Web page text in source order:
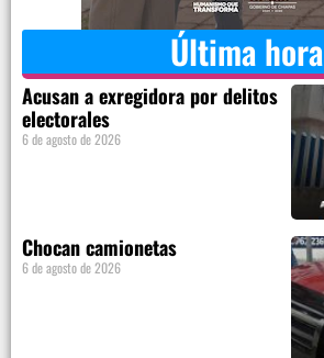
Última hora
Acusan a exregidora por delitos
electorales
6 de agosto de 2026
Chocan camionetas
6 de agosto de 2026